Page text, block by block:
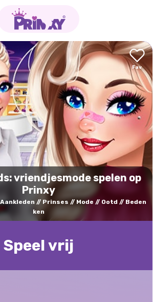
vriendjesmode spelen op
Prinxy
Aankleden Prinses Mode Ootd
Beden
ken
Speel vrij